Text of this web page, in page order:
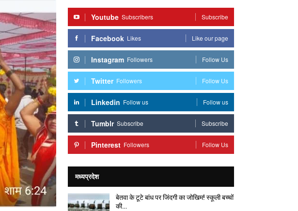
Youtube Subscribers Subscribe
Facebook Likes Like our page
Instagram Followers Follow Us
Twitter Followers Follow Us
Linkedin Follow us Follow us
Tumblr Subscribe Subscribe
Pinterest Followers Follow Us
मध्यप्रदेश
बेतवा के टूटे बांध पर जिंदगी का जोखिम! स्कूली बच्चों
की…